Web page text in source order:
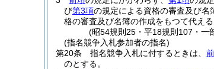
び第3項の規定による資格の審査及び名
格の審査及び名簿の作成をもつて代える
(昭54規則25・平18規則107・一
(指名競争入札参加者の指名)
第20条
指名競争入札に付するときは、
のとする。